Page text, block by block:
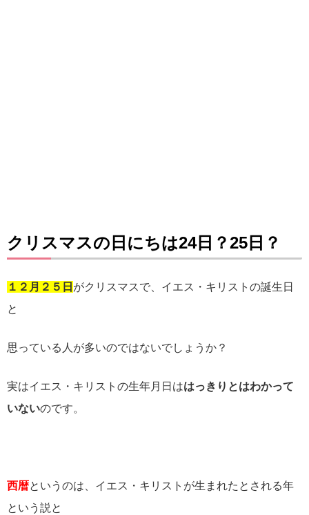
クリスマスの日にちは24日？25日？
１２月２５日 がクリスマスで、イエス・キリストの誕生日
と
思っている人が多いのではないでしょうか？
実はイエス・キリストの生年月日ははっきりとはわかって
いないのです。
西暦というのは、イエス・キリストが生まれたとされる年
という説と